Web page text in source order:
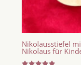
Nikolausstiefel
Nikolaus für